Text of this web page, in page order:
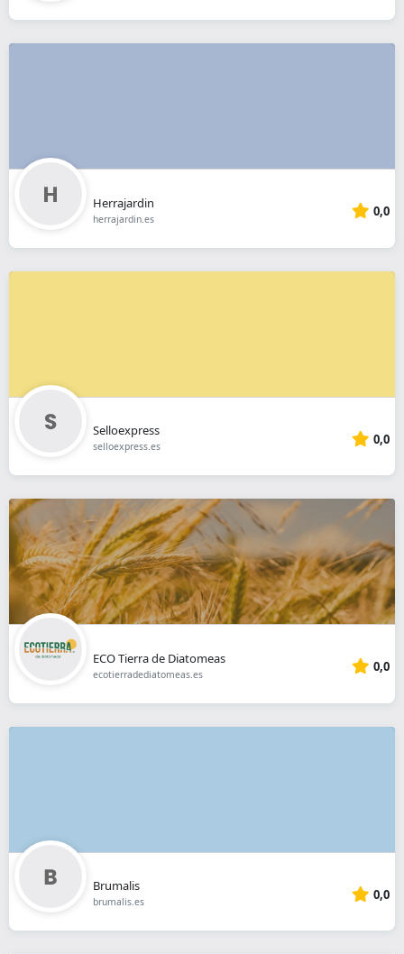
Herrajardin
herrajardin.es 0,0
Selloexpress
selloexpress.es 0,0
ECO Tierra de Diatomeas
ecotierradediatomeas.es 0,0
Brumalis
brumalis.es 0,0